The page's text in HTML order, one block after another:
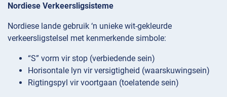
Nordiese Verkeersligsisteme
Nordiese lande gebruik ‘n unieke wit-gekleurde
verkeersligstelsel met kenmerkende simbole:
“S” vorm vir stop (verbiedende sein)
Horisontale lyn vir versigtigheid (waarskuwingsein)
Rigtingspyl vir voortgaan (toelatende sein)